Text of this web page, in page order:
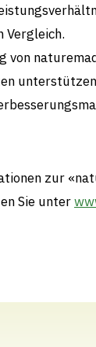
Vergleich.
von
zur
Sie unter